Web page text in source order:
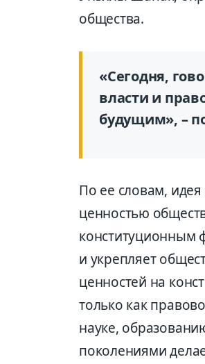
общества.
«Сегодня,
власти и
будущим», –
По ее словам,
ценностью
конституционным
и укрепляет
ценностей на
только как
науке,
поколениями